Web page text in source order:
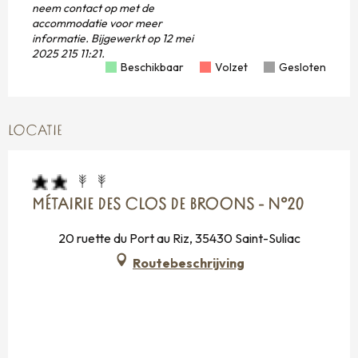
neem contact op met de
accommodatie voor meer
informatie. Bijgewerkt op12 mei
2025 215 11:21.
Beschikbaar
Volzet Gesloten
LOCATIE
MÉTAIRIE DES CLOS DE BROONS - N°20
20 ruette du Port au Riz, 35430 Saint-Suliac
Routebeschrijving